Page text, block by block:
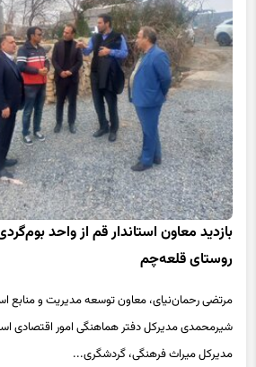
بازدید معاون استاندار قم از واحد
روستای قلعه‌چم
مرتضی رحمان‌نیای، معاون توسعه مدیریت و منابع
شیرمحمدی مدیرکل دفتر هماهنگی امور اقتصادی
مدیرکل میراث فرهنگی، گردشگری...